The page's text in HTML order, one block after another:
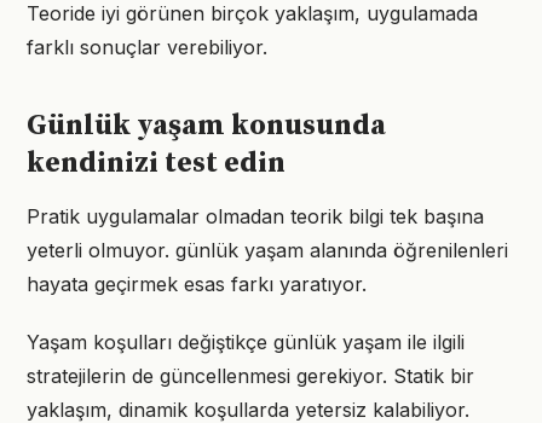
Teoride iyi görünen birçok yaklaşım, uygulamada
farklı sonuçlar verebiliyor.
Günlük yaşam konusunda
kendinizi test edin
Pratik uygulamalar olmadan teorik bilgi tek başına
yeterli olmuyor. günlük yaşam alanında öğrenilenleri
hayata geçirmek esas farkı yaratıyor.
Yaşam koşulları değiştikçe günlük yaşam ile ilgili
stratejilerin de güncellenmesi gerekiyor. Statik bir
yaklaşım, dinamik koşullarda yetersiz kalabiliyor.